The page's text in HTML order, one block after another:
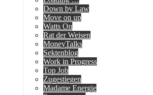
Down by Law
Move on up
Watts On
Rat der Weisen
MoneyTalks
Sektenblog
Work in Progress
Top Job
Zugestiegen
Madame Energie